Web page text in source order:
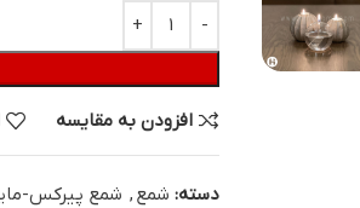
افزودن به مقایسه
دسته: شمع , شمع پیرکس-